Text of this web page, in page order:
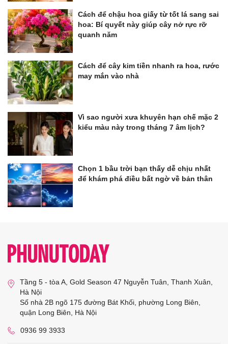
Cách để chậu hoa giấy từ tốt lá sang sai
hoa: Bí quyết này giúp cây nở rực rỡ
quanh năm
Cách để cây kim tiền nhanh ra hoa, rước
may mắn vào nhà
Vì sao người xưa khuyên hạn chế mặc 2
kiểu màu này trong tháng 7 âm lịch?
Chọn 1 bầu trời bạn thấy dễ chịu nhất
để khám phá điều bất ngờ về bản thân
Tầng 5 - tòa A, Gold Season 47 Nguyễn Tuân, Thanh Xuân,
Hà Nội
Số nhà 2B ngõ 175 đường Bát Khối, phường Long Biên,
quận Long Biên, Hà Nội
0936 99 3933